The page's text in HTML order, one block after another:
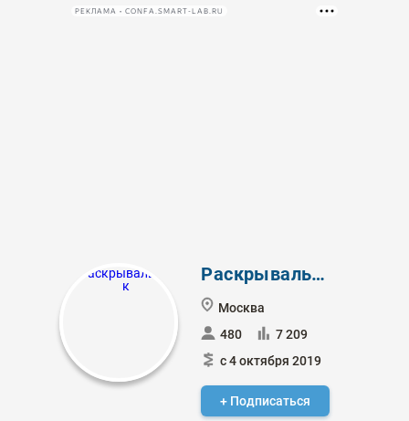
РЕКЛАМА • CONFA.SMART-LAB.RU
Раскрывальщик
Москва
480
7 209
с 4 октября 2019
+ Подписаться